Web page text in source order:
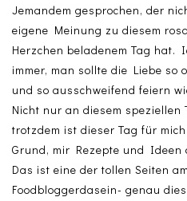
Jemandem gesprochen, der
eigene Meinung zu diesem
Herzchen beladenem Tag hat.
immer, man sollte die Liebe so
und so ausschweifend feiern
Nicht nur an diesem speziellen
trotzdem ist dieser Tag für
Grund, mir Rezepte und Ideen
Das ist eine der tollen Seiten am
Foodbloggerdasein- genau